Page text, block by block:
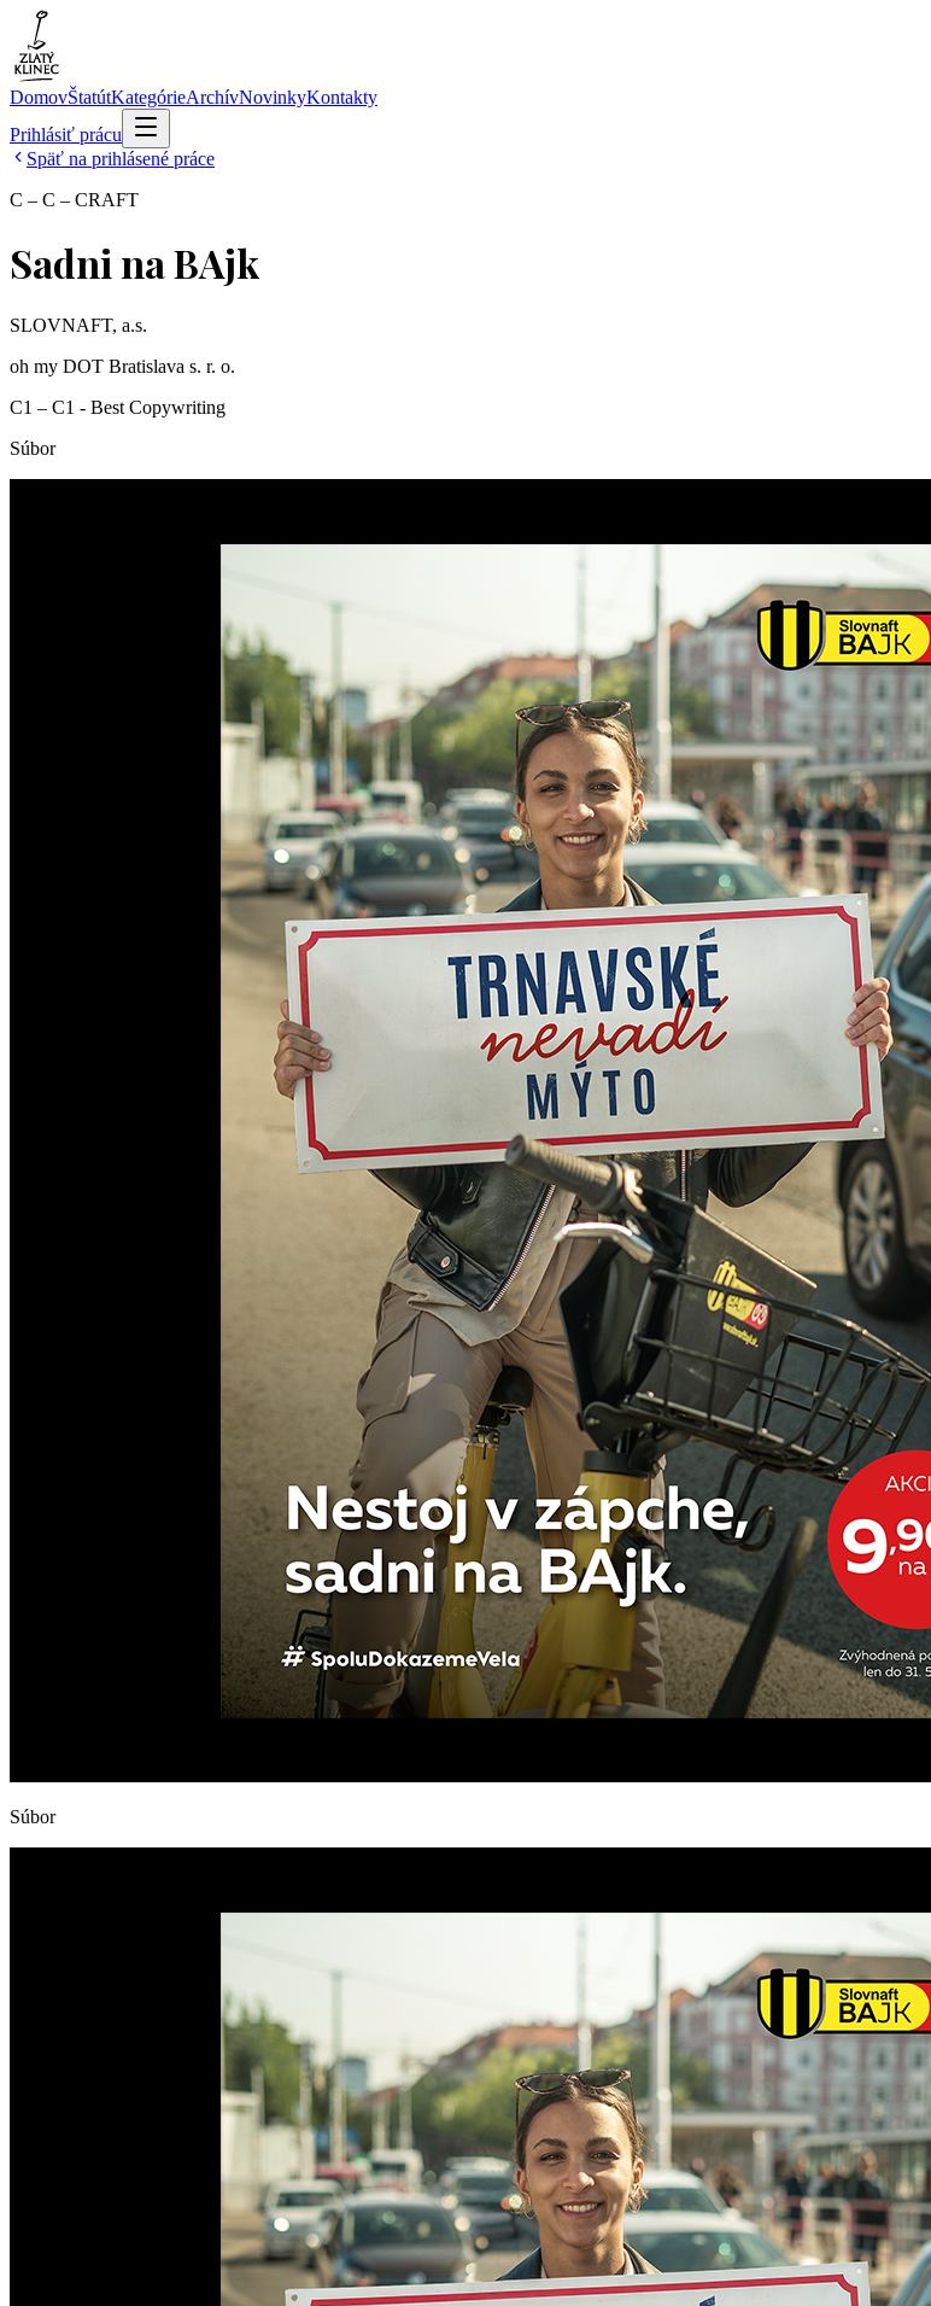
DomovŠtatútKategórieArchívNovinkyKontakty
Prihlásiť prácu
Späť na prihlásené práce
C – C – CRAFT
Sadni na BAjk
SLOVNAFT, a.s.
oh my DOT Bratislava s. r. o.
C1 – C1 - Best Copywriting
Súbor
Súbor